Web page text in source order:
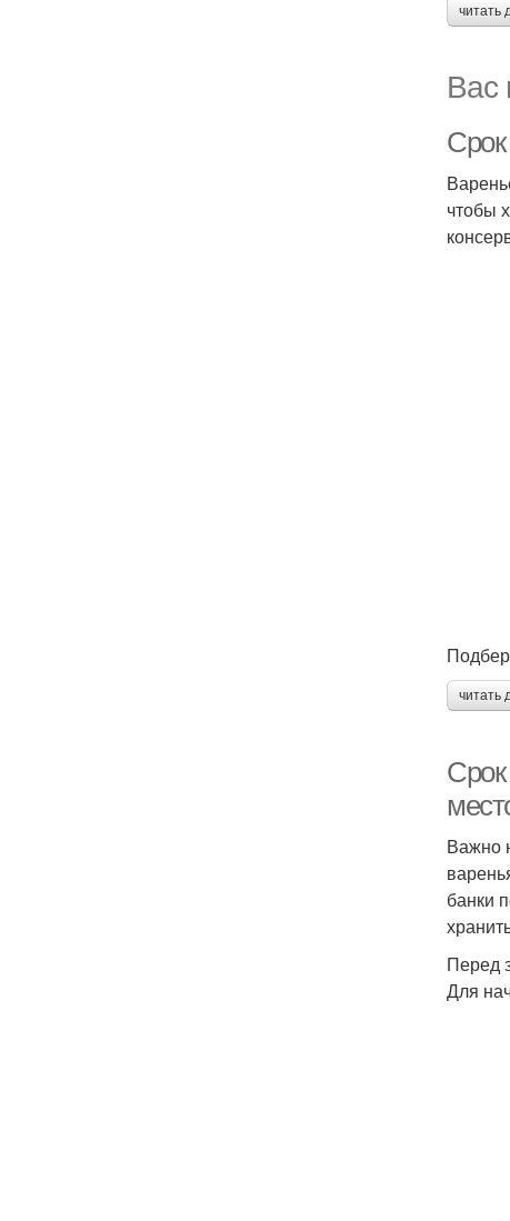
читать
Вас
Срок
чтобы
читать
Важно
банки
Перед
Для